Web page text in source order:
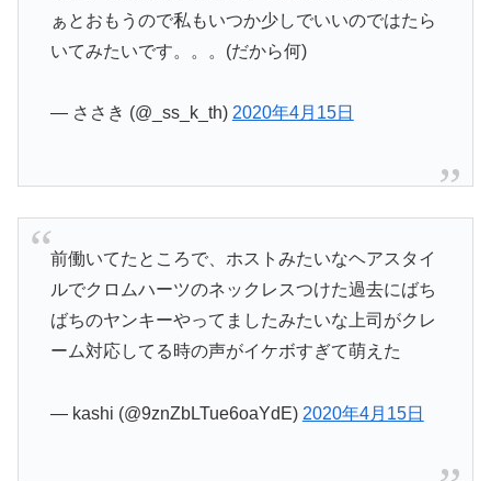
ぁとおもうので私もいつか少しでいいのではたら
いてみたいです。。。(だから何)
— ささき (@_ss_k_th) 2020年4月15日
前働いてたところで、ホストみたいなヘアスタイ
ルでクロムハーツのネックレスつけた過去にばち
ばちのヤンキーやってましたみたいな上司がクレ
ーム対応してる時の声がイケボすぎて萌えた
— kashi (@9znZbLTue6oaYdE) 2020年4月15日